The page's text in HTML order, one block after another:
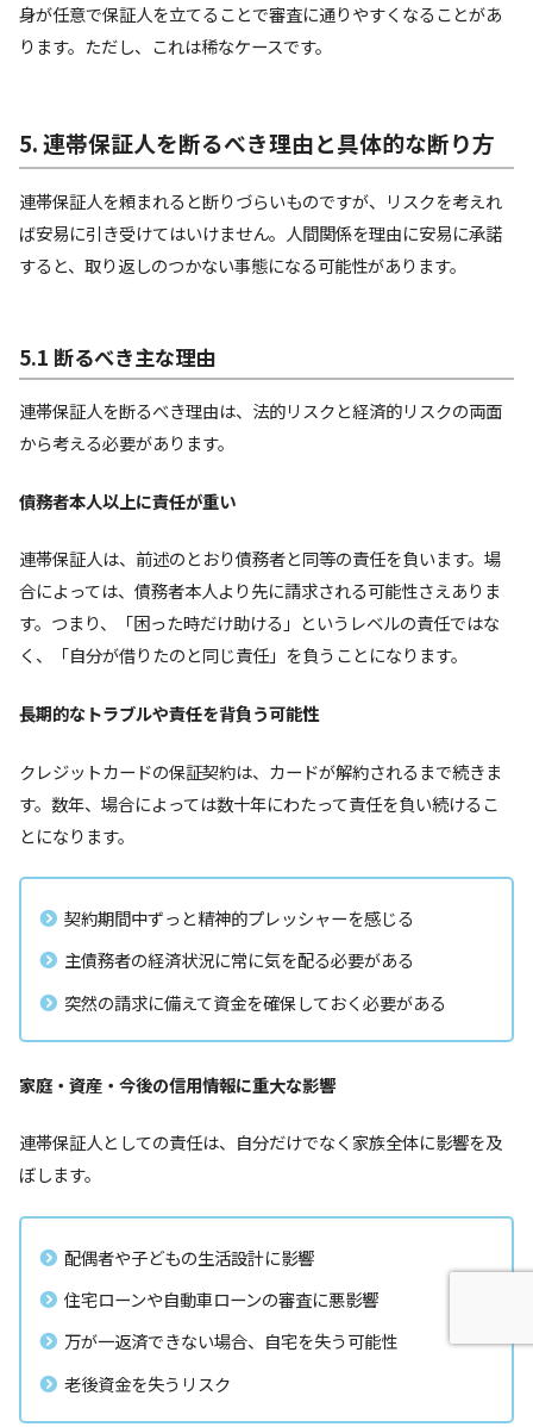
身が任意で保証人を立てることで審査に通りやすくなることがあ
ります。ただし、これは稀なケースです。
5. 連帯保証人を断るべき理由と具体的な断り方
連帯保証人を頼まれると断りづらいものですが、リスクを考えれ
ば安易に引き受けてはいけません。人間関係を理由に安易に承諾
すると、取り返しのつかない事態になる可能性があります。
5.1 断るべき主な理由
連帯保証人を断るべき理由は、法的リスクと経済的リスクの両面
から考える必要があります。
債務者本人以上に責任が重い
連帯保証人は、前述のとおり債務者と同等の責任を負います。場
合によっては、債務者本人より先に請求される可能性さえありま
す。つまり、「困った時だけ助ける」というレベルの責任ではな
く、「自分が借りたのと同じ責任」を負うことになります。
長期的なトラブルや責任を背負う可能性
クレジットカードの保証契約は、カードが解約されるまで続きま
す。数年、場合によっては数十年にわたって責任を負い続けるこ
とになります。
契約期間中ずっと精神的プレッシャーを感じる
主債務者の経済状況に常に気を配る必要がある
突然の請求に備えて資金を確保しておく必要がある
家庭・資産・今後の信用情報に重大な影響
連帯保証人としての責任は、自分だけでなく家族全体に影響を及
ぼします。
配偶者や子どもの生活設計に影響
住宅ローンや自動車ローンの審査に悪影響
万が一返済できない場合、自宅を失う可能性
老後資金を失うリスク